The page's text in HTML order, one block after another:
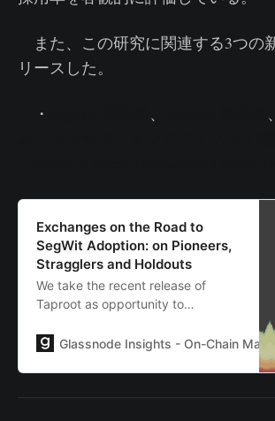
また、この研究に関連する3つの
リースした。
・ 、
Exchanges on the Road to
SegWit Adoption: on Pioneers,
Stragglers and Holdouts
We take the recent release of
Taproot as opportunity to
adoption of SegWit-related Bitcoin
simultaneously, we put a spotlight
Glassnode Insights - On-Chain